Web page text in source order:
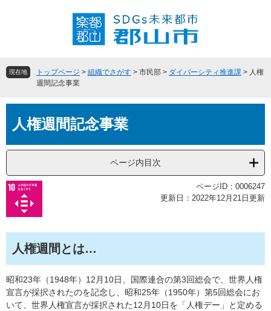
頭
飛
へ
現在地 トップページ > 組織でさがす > 市民部 > ダイバーシティ推進課 > 人権
週間記念事業
人権週間記念事業
ページ内目次
ページID：0006247
更新日：2022年12月21日更新
人権週間とは…
昭和23年（1948年）12月10日、国際連合の第3回総会で、世界人権
宣言が採択されたのを記念し、昭和25年（1950年）第5回総会にお
いて、世界人権宣言が採択された12月10日を「人権デー」と定める